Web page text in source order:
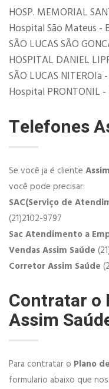
HOSP. MEMORIAL
Hospital São Mateus -
SÃO LUCAS SÃO
HOSPITAL DANIEL
SÃO LUCAS NITEROIa
Hospital PRONTONIL -
Telefones
Se você ja é cliente
você pode precisar:
SAC(Serviço de
(21)2102-9797
Sac Atendimento a
Vendas Assim Saúde
Corretor Assim Saúde
Contratar o
Assim
Para contratar o Plano
formulario abaixo que